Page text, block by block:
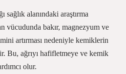
sağlık alanındaki araştırma
vücudunda bakır, magnezyum ve
artırması nedeniyle kemiklerin
Bu, ağrıyı hafifletmeye ve kemik
olur.